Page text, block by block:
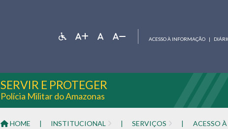
ACESSO À INFORMAÇÃO |
SERVIR E PROTEGER
Polícia Militar do Amazonas
HOME | INSTITUCIONAL | SERVIÇOS | ACESSO